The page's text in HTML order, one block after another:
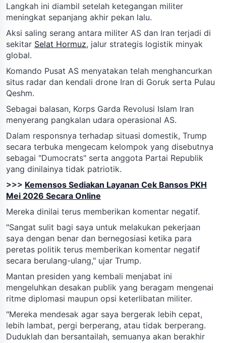
Langkah ini diambil setelah ketegangan militer
meningkat sepanjang akhir pekan lalu.
Aksi saling serang antara militer AS dan Iran terjadi di
sekitar Selat Hormuz, jalur strategis logistik minyak
global.
Komando Pusat AS menyatakan telah menghancurkan
situs radar dan kendali drone Iran di Goruk serta Pulau
Qeshm.
Sebagai balasan, Korps Garda Revolusi Islam Iran
menyerang pangkalan udara operasional AS.
Dalam responsnya terhadap situasi domestik, Trump
secara terbuka mengecam kelompok yang disebutnya
sebagai "Dumocrats" serta anggota Partai Republik
yang dinilainya tidak patriotik.
>>> Kemensos Sediakan Layanan Cek Bansos PKH
Mei 2026 Secara Online
Mereka dinilai terus memberikan komentar negatif.
"Sangat sulit bagi saya untuk melakukan pekerjaan
saya dengan benar dan bernegosiasi ketika para
peretas politik terus memberikan komentar negatif
secara berulang-ulang," ujar Trump.
Mantan presiden yang kembali menjabat ini
mengeluhkan desakan publik yang beragam mengenai
ritme diplomasi maupun opsi keterlibatan militer.
"Mereka mendesak agar saya bergerak lebih cepat,
lebih lambat, pergi berperang, atau tidak berperang.
Duduklah dan bersantailah, semuanya akan berakhir